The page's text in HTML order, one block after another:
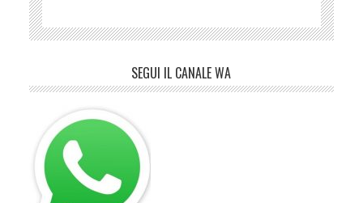
SEGUI IL CANALE WA